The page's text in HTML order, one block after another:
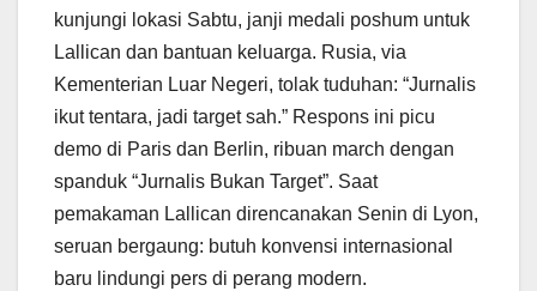
kunjungi lokasi Sabtu, janji medali poshum untuk
Lallican dan bantuan keluarga. Rusia, via
Kementerian Luar Negeri, tolak tuduhan: “Jurnalis
ikut tentara, jadi target sah.” Respons ini picu
demo di Paris dan Berlin, ribuan march dengan
spanduk “Jurnalis Bukan Target”. Saat
pemakaman Lallican direncanakan Senin di Lyon,
seruan bergaung: butuh konvensi internasional
baru lindungi pers di perang modern.